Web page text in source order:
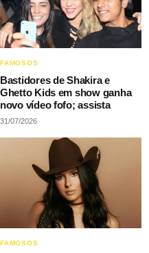
FAMOSOS
Bastidores de Shakira e
Ghetto Kids em show ganha
novo vídeo fofo; assista
31/07/2026
FAMOSOS